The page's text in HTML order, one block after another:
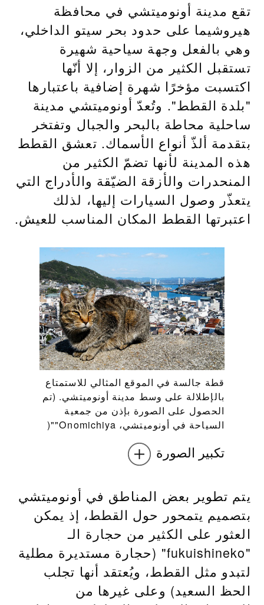
تقع مدينة أونوميتشي في محافظة
هيروشيما على حدود بحر سيتو الداخلي،
وهي بالفعل وجهة سياحية شهيرة
تستقبل الكثير من الزوار، إلا أنّها
اكتسبت مؤخرًا شهرة إضافية باعتبارها
"بلدة القطط". وتُعدّ أونوميتشي مدينة
ساحلية محاطة بالبحر والجبال وتفتخر
بتقدمة ألذّ أنواع الأسماك. تعشق القطط
هذه المدينة لأنها تضمّ الكثير من
المنحدرات والأزقة الضيّقة والأدراج التي
يتعذّر وصول السيارات إليها، لذلك
اعتبرتها القطط المكان المناسب للعيش.
قطة جالسة في الموقع المثالي للاستمتاع
بالإطلالة على وسط مدينة أونوميتشي. (تم
الحصول على الصورة بإذن من جمعية
السياحة في أونوميتشي، Onomichiya""(
تكبير الصورة
يتم تطوير بعض المناطق في أونوميتشي
بتصميم يتمحور حول القطط، إذ يمكن
العثور على الكثير من حجارة الـ
"fukuishineko" (حجارة مستديرة مطلية
لتبدو مثل القطط، ويُعتقد أنها تجلب
الحظ السعيد) وعلى غيرها من